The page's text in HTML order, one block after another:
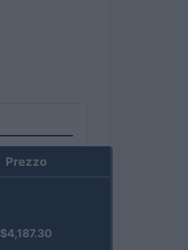
Prezzo
$4,187.30